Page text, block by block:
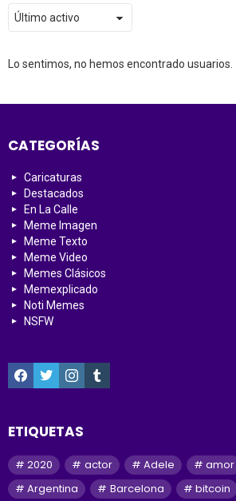
Mostrar:
Lo sentimos, no hemos encontrado usuarios.
CATEGORÍAS
Caricaturas
Destacados
En La Calle
Meme Imagen
Meme Texto
Meme Video
Memes Clásicos
Memexplicado
Noti Memes
NSFW
facebooktwitterinstagramtumblr
ETIQUETAS
2020 actor Adele amor
Argentina
Barcelona bitcoin